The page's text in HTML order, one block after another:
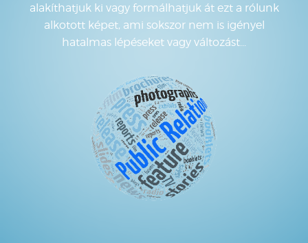
alakíthatjuk ki vagy formálhatjuk át ezt a rólunk
alkotott képet, ami sokszor nem is igényel
hatalmas lépéseket vagy változást...